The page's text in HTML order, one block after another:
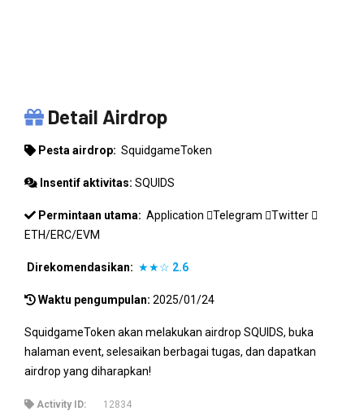
Detail Airdrop
Pesta airdrop: SquidgameToken
Insentif aktivitas: SQUIDS
Permintaan utama: Application Telegram
Twitter
ETH/ERC/EVM
Direkomendasikan: ★★☆ 2.6
Waktu pengumpulan: 2025/01/24
SquidgameToken akan melakukan airdrop SQUIDS, buka
halaman event, selesaikan berbagai tugas, dan dapatkan
airdrop yang diharapkan!
Activity ID: 12834